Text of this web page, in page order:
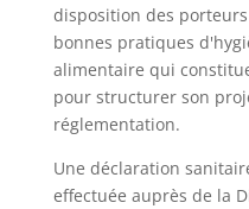
disposition des
bonnes pratiques
alimentaire qui
pour structurer son
réglementation.
Une déclaration
effectuée auprès de la